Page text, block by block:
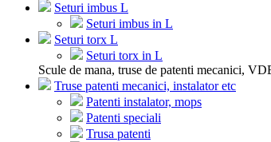
Seturi imbus L
Seturi imbus in L
Seturi torx L
Seturi torx in L
Scule de mana, truse de patenti mecanici,
Truse patenti mecanici, instalator etc
Patenti instalator, mops
Patenti speciali
Trusa patenti